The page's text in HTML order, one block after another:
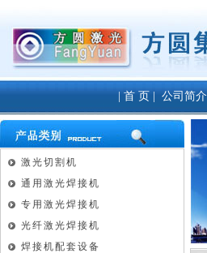
首 页 公司简介
激光切割机
通用激光焊接机
专用激光焊接机
光纤激光焊接机
焊接机配套设备